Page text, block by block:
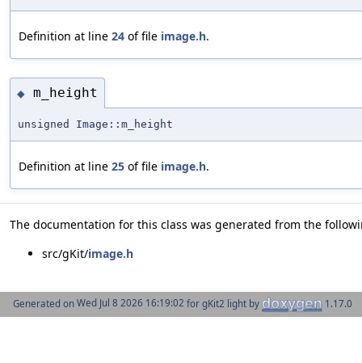
Definition at line 24 of file image.h.
◆ m_height
unsigned Image::m_height
Definition at line 25 of file image.h.
The documentation for this class was generated from the
src/gKit/image.h
Generated on for gKit2 light by 1.17.0